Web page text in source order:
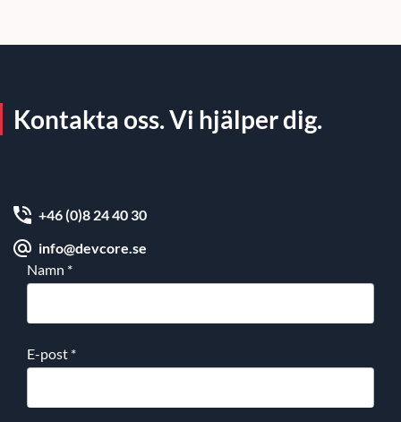
Kontakta oss. Vi hjälper dig.
+46 (0)8 24 40 30
info@devcore.se
Namn *
E-post *